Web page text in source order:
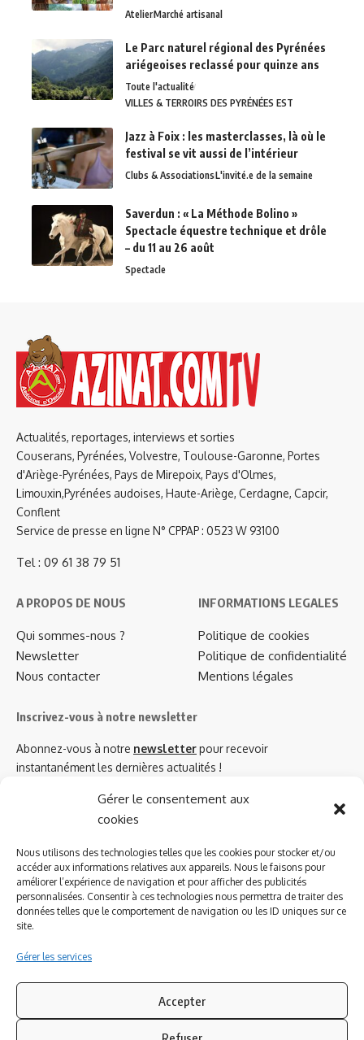
Gérer le consentement aux
cookies
Nous utilisons des technologies telles que les cookies pour stocker et/ou
accéder aux informations relatives aux appareils. Nous le faisons pour
améliorer l’expérience de navigation et pour afficher des publicités
personnalisées. Consentir à ces technologies nous permettra de traiter des
données telles que le comportement de navigation ou les ID uniques sur ce
site.
Gérer les services
Accepter
AtelierMarché artisanal
Le Parc naturel régional des Pyrénées
ariégeoises reclassé pour quinze ans
Toute l'actualité
VILLES & TERROIRS DES PYRÉNÉES EST
Jazz à Foix : les masterclasses, là où le
festival se vit aussi de l’intérieur
Clubs & AssociationsL'invité.e de la semaine
Saverdun : « La Méthode Bolino »
Spectacle équestre technique et drôle
– du 11 au 26 août
Spectacle
Actualités, reportages, interviews et sorties
Couserans, Pyrénées, Volvestre, Toulouse-Garonne, Portes
d'Ariège-Pyrénées, Pays de Mirepoix, Pays d'Olmes,
Limouxin,Pyrénées audoises, Haute-Ariège, Cerdagne, Capcir,
Conflent
Service de presse en ligne N° CPPAP : 0523 W 93100
Tel : 09 61 38 79 51
A PROPOS DE NOUS
Qui sommes-nous ?
Newsletter
Nous contacter
INFORMATIONS LEGALES
Politique de cookies
Politique de confidentialité
Mentions légales
Inscrivez-vous à notre newsletter
Abonnez-vous à notre newsletterpour recevoir
instantanément les dernières actualités !
Azinat.com TV soutient